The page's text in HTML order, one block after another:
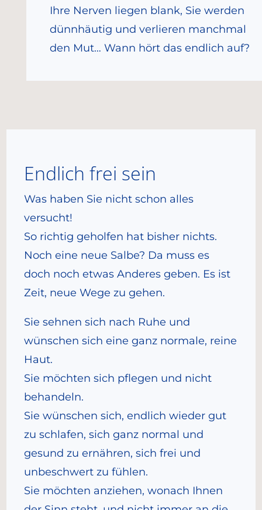
Ihre Nerven liegen blank, Sie werden
dünnhäutig und verlieren manchmal
den Mut… Wann hört das endlich auf?
Endlich frei sein
Was haben Sie nicht schon alles
versucht!
So richtig geholfen hat bisher nichts.
Noch eine neue Salbe? Da muss es
doch noch etwas Anderes geben. Es ist
Zeit, neue Wege zu gehen.
Sie sehnen sich nach Ruhe und
wünschen sich eine ganz normale, reine
Haut.
Sie möchten sich pflegen und nicht
behandeln.
Sie wünschen sich, endlich wieder gut
zu schlafen, sich ganz normal und
gesund zu ernähren, sich frei und
unbeschwert zu fühlen.
Sie möchten anziehen, wonach Ihnen